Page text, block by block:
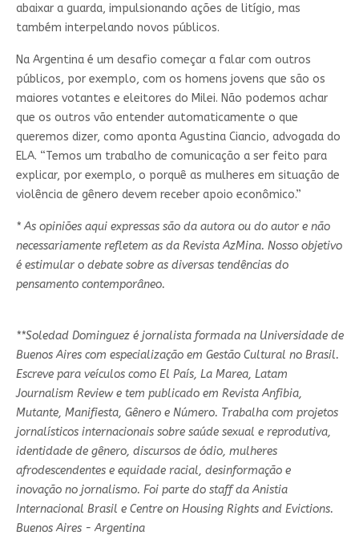
abaixar a guarda, impulsionando ações de litígio, mas
também interpelando novos públicos.
Na Argentina é um desafio começar a falar com outros
públicos, por exemplo, com os homens jovens que são os
maiores votantes e eleitores do Milei. Não podemos achar
que os outros vão entender automaticamente o que
queremos dizer, como aponta Agustina Ciancio, advogada do
ELA. “Temos um trabalho de comunicação a ser feito para
explicar, por exemplo, o porquê as mulheres em situação de
violência de gênero devem receber apoio econômico.”
* As opiniões aqui expressas são da autora ou do autor e não
necessariamente refletem as da Revista AzMina. Nosso objetivo
é estimular o debate sobre as diversas tendências do
pensamento contemporâneo.
**Soledad Dominguez é jornalista formada na Universidade de
Buenos Aires com especialização em Gestão Cultural no Brasil.
Escreve para veículos como El País, La Marea, Latam
Journalism Review e tem publicado em Revista Anfibia,
Mutante, Manifiesta, Gênero e Número. Trabalha com projetos
jornalísticos internacionais sobre saúde sexual e reprodutiva,
identidade de gênero, discursos de ódio, mulheres
afrodescendentes e equidade racial, desinformação e
inovação no jornalismo. Foi parte do staff da Anistia
Internacional Brasil e Centre on Housing Rights and Evictions.
Buenos Aires - Argentina